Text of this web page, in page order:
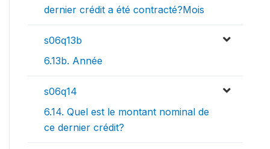
dernier crédit a été contracté?Mois
s06q13b
6.13b. Année
s06q14
6.14. Quel est le montant nominal de
ce dernier crédit?